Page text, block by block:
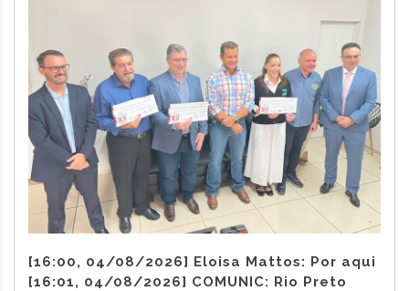
[16:00, 04/08/2026] Eloisa Mattos: Por aqui
[16:01, 04/08/2026] COMUNIC: Rio Preto